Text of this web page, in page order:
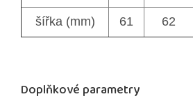
šířka (mm) 61 62
Doplňkové parametry